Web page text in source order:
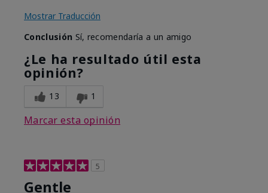
Mostrar Traducción
Conclusión Sí, recomendaría a un amigo
¿Le ha resultado útil esta
opinión?
13 1
Marcar esta opinión
5
Gentle